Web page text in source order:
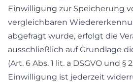
Einwilligung zur Speicherung
vergleichbaren
abgefragt wurde, erfolgt die
ausschließlich auf Grundlage
(Art. 6 Abs. 1 lit. a DSGVO und §
Einwilligung ist jederzeit